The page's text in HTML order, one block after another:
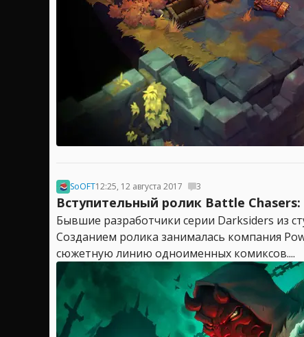
SoOFT12:25, 12 августа 2017 3
Вступительный ролик Battle
Бывшие разработчики серии Darksiders из
Созданием ролика занималась компания
сюжетную линию одноименных комиксов....